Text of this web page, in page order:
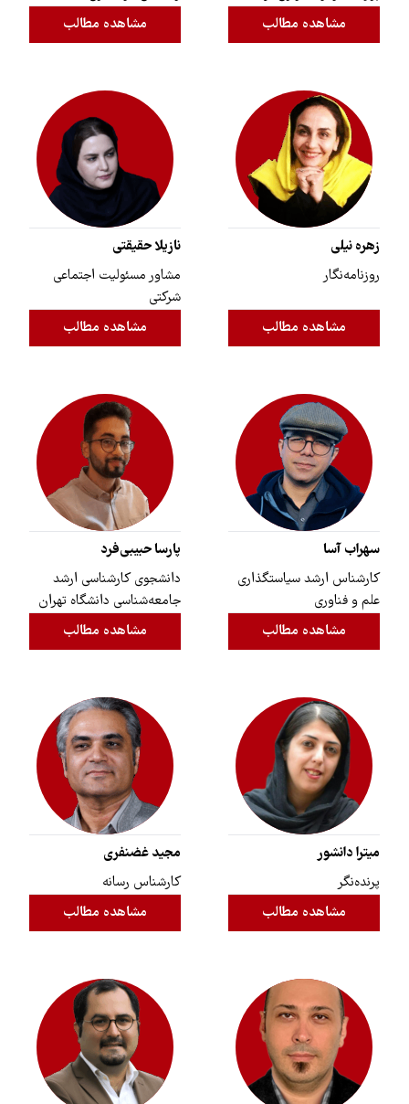
مشاهده مطالب
مشاهده مطالب
زهره نیلی
روزنامه‌نگار
مشاهده مطالب
نازیلا حقیقتی
مشاور مسئولیت اجتماعی
شرکتی
مشاهده مطالب
سهراب آسا
کارشناس ارشد سیاستگذاری
علم و فناوری
مشاهده مطالب
پارسا حبیبی‌فرد
دانشجوی کارشناسی ارشد
جامعه‌شناسی دانشگاه تهران
مشاهده مطالب
میترا دانشور
پرنده‌نگر
مشاهده مطالب
مجید غضنفری
کارشناس رسانه
مشاهده مطالب